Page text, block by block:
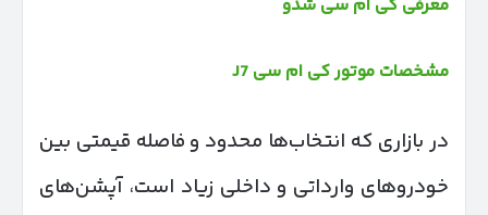
معرفی کی ام سی شدو
مشخصات موتور کی ام سی J7
در بازاری که انتخاب‌ها محدود و فاصله قیمتی بین
خودروهای وارداتی و داخلی زیاد است، آپشن‌های